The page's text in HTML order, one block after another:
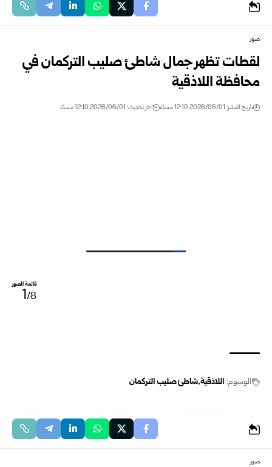
صور
لقطات تظهر جمال شاطئ صليب التركمان في
محافظة اللاذقية
تاريخ النشر: 2026/06/01 12:10 مساءً اخر تحديث: 2026/06/01 12:10 مساءً
قائمة الصور
1/8
الوسوم: اللاذقية شاطئ صليب التركمان
صور